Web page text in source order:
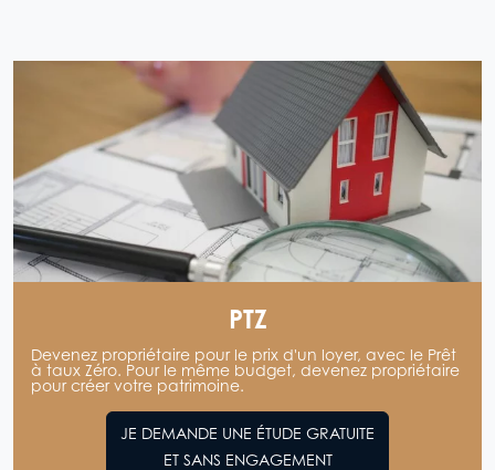
PTZ
Devenez propriétaire pour le prix d'un loyer, avec le Prêt
à taux Zéro. Pour le même budget, devenez propriétaire
pour créer votre patrimoine.
JE DEMANDE UNE ÉTUDE GRATUITE
ET SANS ENGAGEMENT